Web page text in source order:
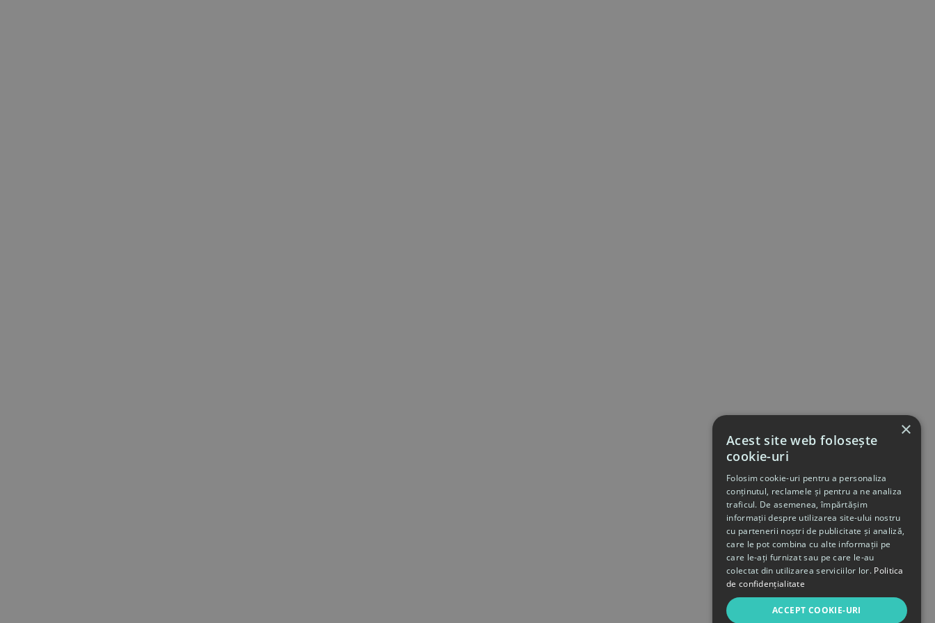
×
Acest site web folosește
cookie-uri
Folosim cookie-uri pentru a personaliza
conținutul, reclamele și pentru a ne analiza
traficul. De asemenea, împărtășim
informații despre utilizarea site-ului nostru
cu partenerii noștri de publicitate și analiză,
care le pot combina cu alte informații pe
care le-ați furnizat sau pe care le-au
colectat din utilizarea serviciilor lor. Politica
de confidențialitate
ACCEPT COOKIE-URI